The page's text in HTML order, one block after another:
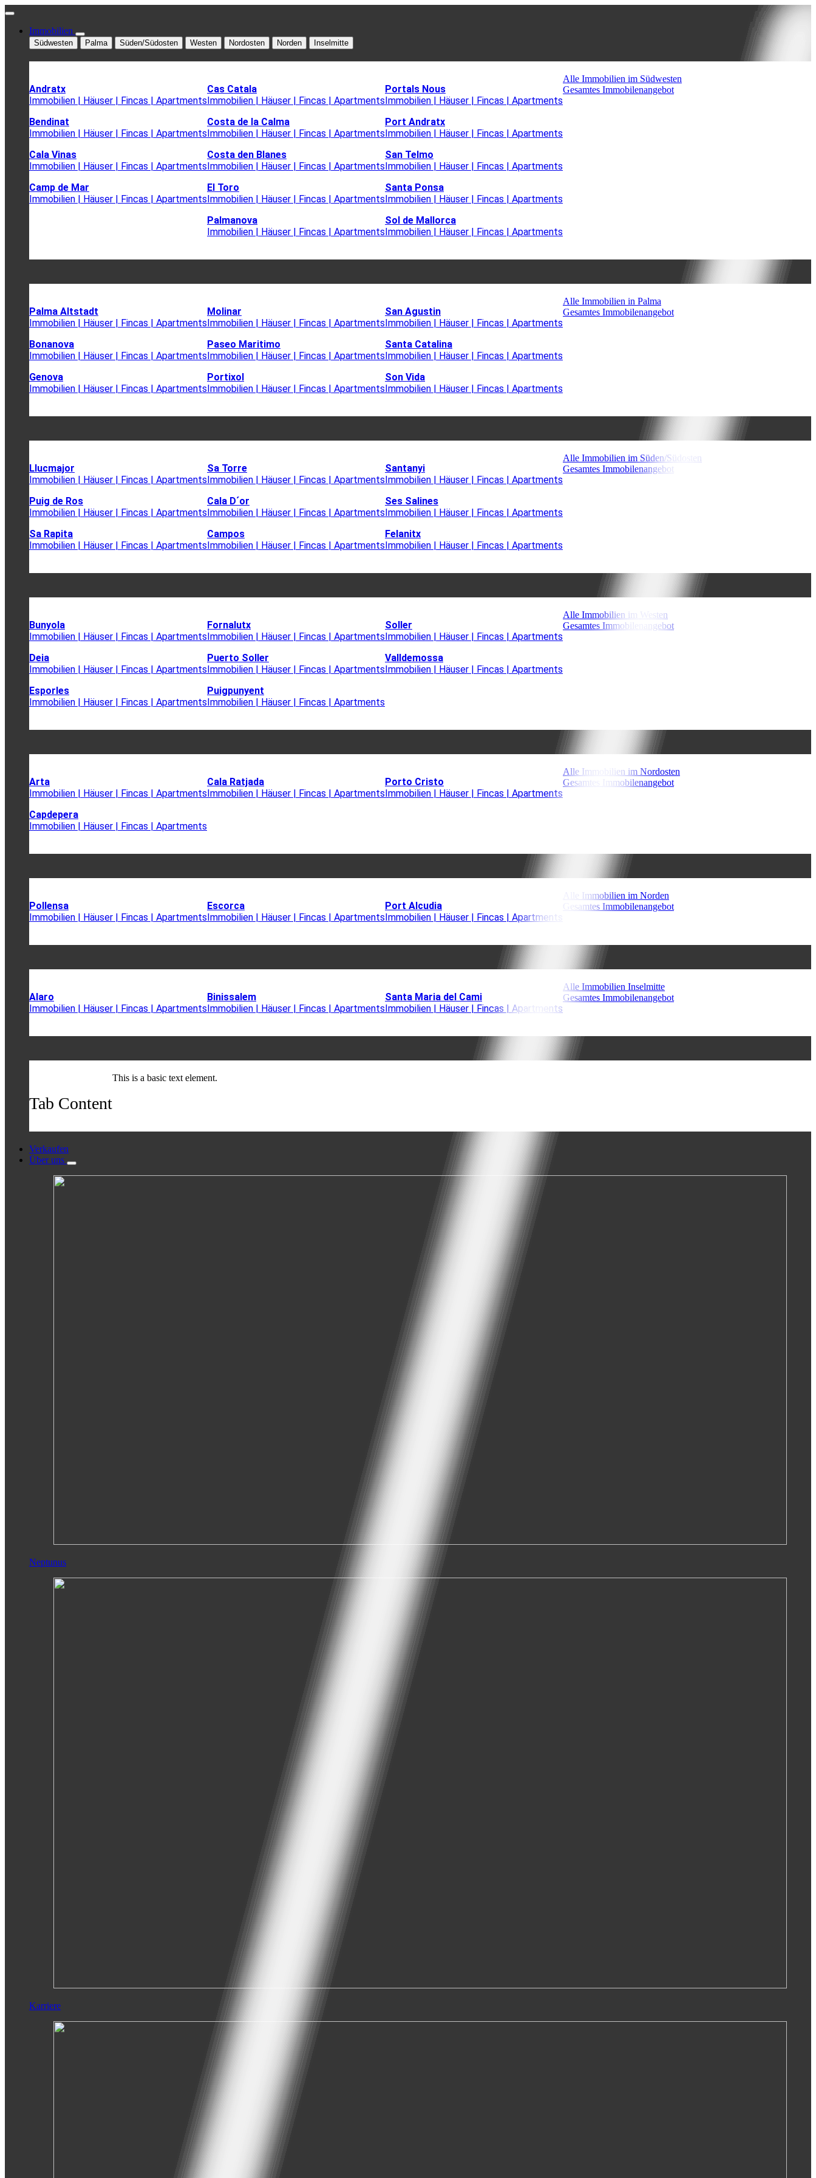
Immobilien
Südwesten Palma Süden/Südosten Westen Nordosten Norden Inselmitte
Andratx
Immobilien | Häuser | Fincas | Apartments
Bendinat
Immobilien | Häuser | Fincas | Apartments
Cala Vinas
Immobilien | Häuser | Fincas | Apartments
Camp de Mar
Immobilien | Häuser | Fincas | Apartments
Cas Catala
Immobilien | Häuser | Fincas | Apartments
Costa de la Calma
Immobilien | Häuser | Fincas | Apartments
Costa den Blanes
Immobilien | Häuser | Fincas | Apartments
El Toro
Immobilien | Häuser | Fincas | Apartments
Palmanova
Immobilien | Häuser | Fincas | Apartments
Portals Nous
Immobilien | Häuser | Fincas | Apartments
Port Andratx
Immobilien | Häuser | Fincas | Apartments
San Telmo
Immobilien | Häuser | Fincas | Apartments
Santa Ponsa
Immobilien | Häuser | Fincas | Apartments
Sol de Mallorca
Immobilien | Häuser | Fincas | Apartments
Alle Immobilien im Südwesten
Gesamtes Immobilenangebot
Palma Altstadt
Immobilien | Häuser | Fincas | Apartments
Bonanova
Immobilien | Häuser | Fincas | Apartments
Genova
Immobilien | Häuser | Fincas | Apartments
Molinar
Immobilien | Häuser | Fincas | Apartments
Paseo Maritimo
Immobilien | Häuser | Fincas | Apartments
Portixol
Immobilien | Häuser | Fincas | Apartments
San Agustin
Immobilien | Häuser | Fincas | Apartments
Santa Catalina
Immobilien | Häuser | Fincas | Apartments
Son Vida
Immobilien | Häuser | Fincas | Apartments
Alle Immobilien in Palma
Gesamtes Immobilenangebot
Llucmajor
Immobilien | Häuser | Fincas | Apartments
Puig de Ros
Immobilien | Häuser | Fincas | Apartments
Sa Rapita
Immobilien | Häuser | Fincas | Apartments
Sa Torre
Immobilien | Häuser | Fincas | Apartments
Cala D´or
Immobilien | Häuser | Fincas | Apartments
Campos
Immobilien | Häuser | Fincas | Apartments
Santanyi
Immobilien | Häuser | Fincas | Apartments
Ses Salines
Immobilien | Häuser | Fincas | Apartments
Felanitx
Immobilien | Häuser | Fincas | Apartments
Alle Immobilien im Süden/Südosten
Gesamtes Immobilenangebot
Bunyola
Immobilien | Häuser | Fincas | Apartments
Deia
Immobilien | Häuser | Fincas | Apartments
Esporles
Immobilien | Häuser | Fincas | Apartments
Fornalutx
Immobilien | Häuser | Fincas | Apartments
Puerto Soller
Immobilien | Häuser | Fincas | Apartments
Puigpunyent
Immobilien | Häuser | Fincas | Apartments
Soller
Immobilien | Häuser | Fincas | Apartments
Valldemossa
Immobilien | Häuser | Fincas | Apartments
Alle Immobilien im Westen
Gesamtes Immobilenangebot
Arta
Immobilien | Häuser | Fincas | Apartments
Capdepera
Immobilien | Häuser | Fincas | Apartments
Cala Ratjada
Immobilien | Häuser | Fincas | Apartments
Porto Cristo
Immobilien | Häuser | Fincas | Apartments
Alle Immobilien im Nordosten
Gesamtes Immobilenangebot
Pollensa
Immobilien | Häuser | Fincas | Apartments
Escorca
Immobilien | Häuser | Fincas | Apartments
Port Alcudia
Immobilien | Häuser | Fincas | Apartments
Alle Immobilien im Norden
Gesamtes Immobilenangebot
Alaro
Immobilien | Häuser | Fincas | Apartments
Binissalem
Immobilien | Häuser | Fincas | Apartments
Santa Maria del Cami
Immobilien | Häuser | Fincas | Apartments
Alle Immobilien Inselmitte
Gesamtes Immobilenangebot
Tab Content
This is a basic text element.
Verkaufen
Über uns
Neptunus
Karriere